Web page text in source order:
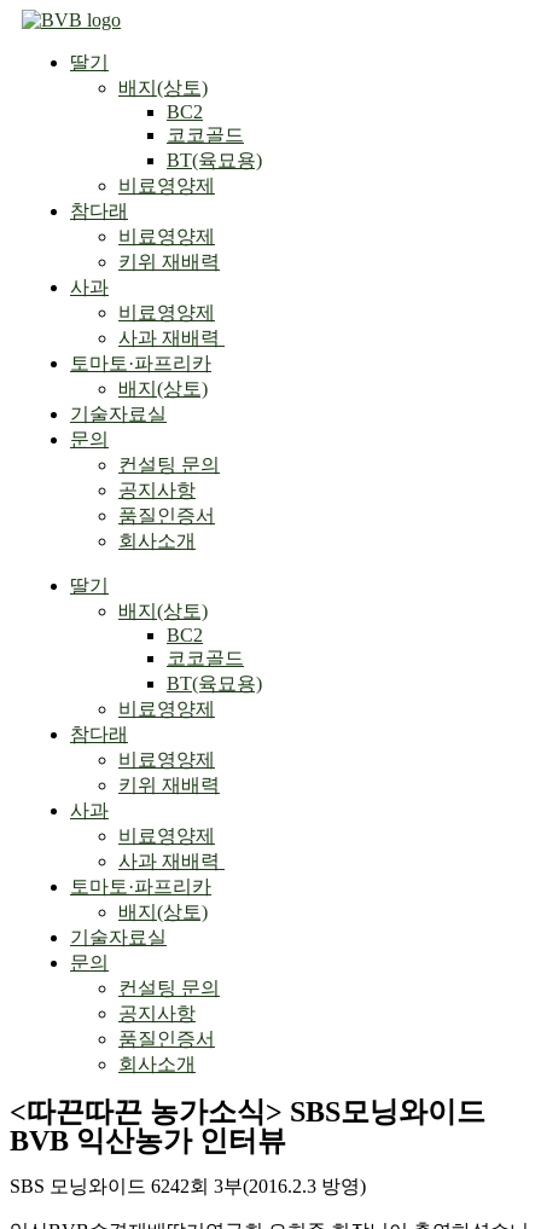
Skip
content
딸기
배지(상토)
BC2
코코골드
BT(육묘용)
비료영양제
참다래
비료영양제
키위 재배력
사과
비료영양제
사과 재배력 ​
토마토·파프리카
배지(상토)
기술자료실
문의
컨설팅 문의
공지사항
품질인증서
회사소개
Menu
딸기
배지(상토)
BC2
코코골드
BT(육묘용)
비료영양제
참다래
비료영양제
키위 재배력
사과
비료영양제
사과 재배력 ​
토마토·파프리카
배지(상토)
기술자료실
문의
컨설팅 문의
공지사항
품질인증서
회사소개
<따끈따끈 농가소식> SBS모닝와이드
BVB 익산농가 인터뷰
SBS 모닝와이드 6242회 3부(2016.2.3 방영)